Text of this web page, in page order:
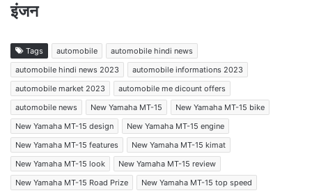
इंजन
Tags automobile
automobile hindi news
automobile hindi news 2023
automobile informations 2023
automobile market 2023
automobile me dicount offers
automobile news
New Yamaha MT-15
New Yamaha MT-15 bike
New Yamaha MT-15 design
New Yamaha MT-15 engine
New Yamaha MT-15 features
New Yamaha MT-15 kimat
New Yamaha MT-15 look
New Yamaha MT-15 review
New Yamaha MT-15 Road Prize
New Yamaha MT-15 top speed